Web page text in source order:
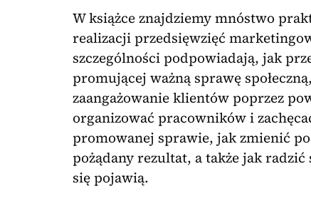
W książce znajdziemy mnóstwo
realizacji przedsięwzięć
szczególności podpowiadają, jak
promującej ważną sprawę
zaangażowanie klientów poprzez
organizować pracowników i
promowanej sprawie, jak zmienić
pożądany rezultat, a także jak
się pojawią.